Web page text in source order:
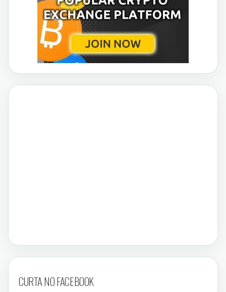
CURTA NO FACEBOOK